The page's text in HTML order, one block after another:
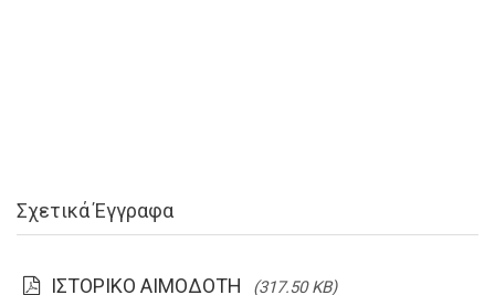
Σχετικά Έγγραφα
ΙΣΤΟΡΙΚΟ ΑΙΜΟΔΟΤΗ (317.50 KB)